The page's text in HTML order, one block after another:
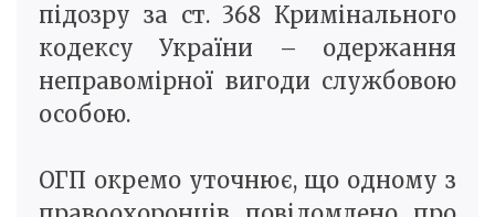
підозру за ст. 368 Кримінального
кодексу України – одержання
неправомірної вигоди службовою
особою.
ОГП окремо уточнює, що одному з